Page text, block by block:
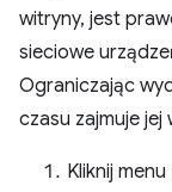
witryny, jest
sieciowe
Ograniczając
czasu zajmuje jej
Kliknij menu